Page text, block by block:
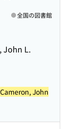
John L.
全国の図書館
Cameron, John